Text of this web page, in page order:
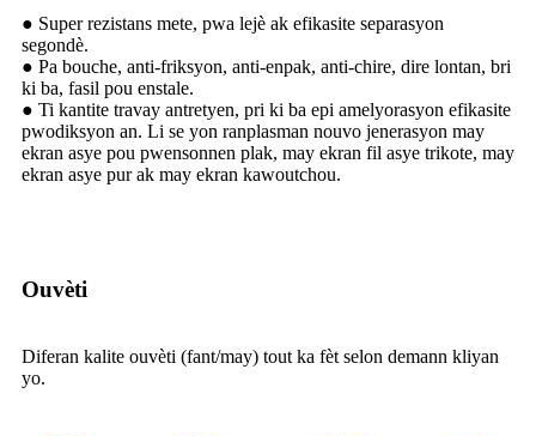
● Super rezistans mete, pwa lejè ak efikasite separasyon
segondè.
● Pa bouche, anti-friksyon, anti-enpak, anti-chire, dire lontan, bri
ki ba, fasil pou enstale.
● Ti kantite travay antretyen, pri ki ba epi amelyorasyon efikasite
pwodiksyon an. Li se yon ranplasman nouvo jenerasyon may
ekran asye pou pwensonnen plak, may ekran fil asye trikote, may
ekran asye pur ak may ekran kawoutchou.
Ouvèti
Diferan kalite ouvèti (fant/may) tout ka fèt selon demann kliyan
yo.